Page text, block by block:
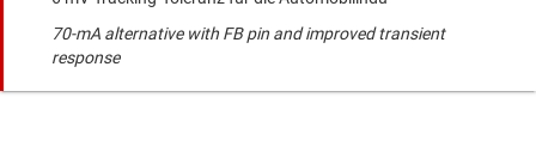
70-mA alternative with FB pin and improved transient
response